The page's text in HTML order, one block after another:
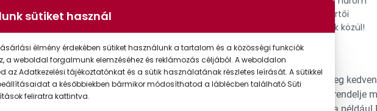
látásvizsgálati
szakértői
ajánlatunk közül!
számos világ- és exkluzív márka közül válogathat. Találja meg
meg a megfelelő lencsével együtt az Önhöz legközelebbi üzletünkben, vagy rendelje
sütiket használ
élmény érdekében sütiket használunk a tartalom és a közösségi funkciók
a weboldal forgalmunk elemzéséhez és reklámozás céljából. A weboldalon
az Adatkezelési tájékoztatónkat és a sütik használatának részletes leírását. A sütikkel
a későbbiekben bármikor módosíthatod a láblécben található Süti
feliratra kattintva.